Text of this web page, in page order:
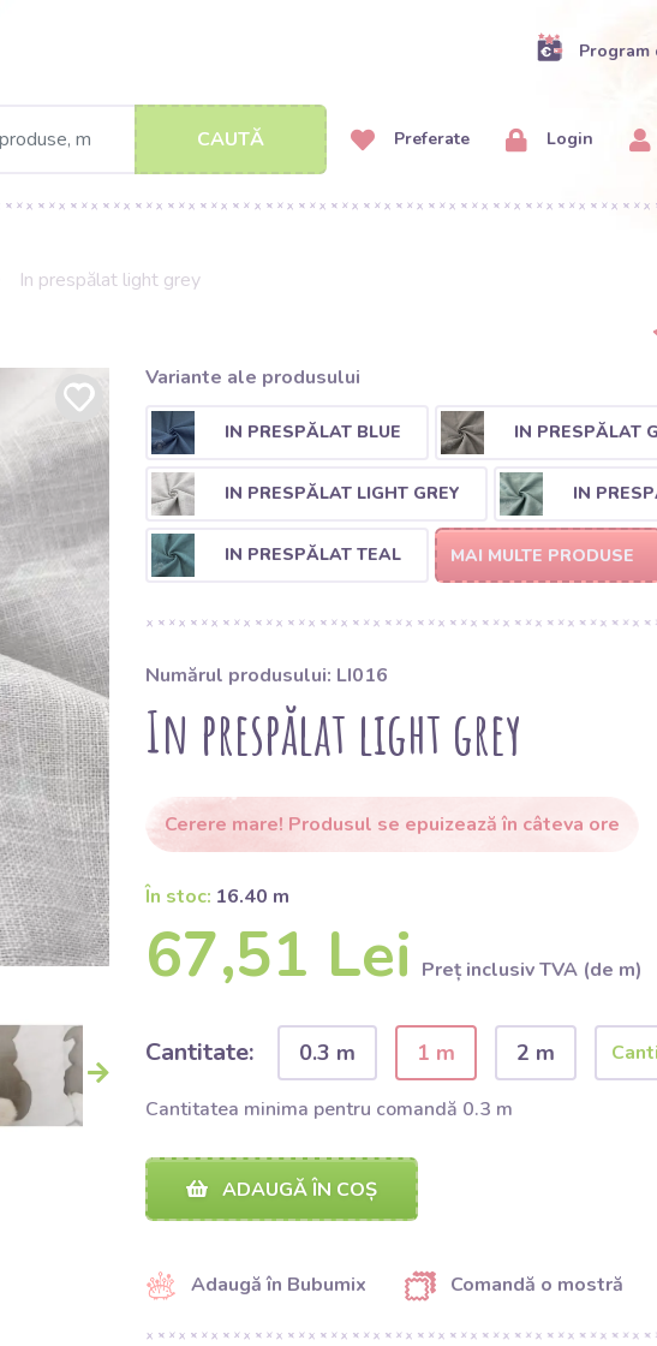
Program
CAUTĂ Preferate Login
In prespălat light grey
Variante ale produsului
IN PRESPĂLAT BLUE IN PRESPĂLAT
IN PRESPĂLAT LIGHT GREY IN
IN PRESPĂLAT TEAL MAI MULTE PRODUSE
Numărul produsului: LI016
In prespălat light grey
Cerere mare! Produsul se epuizează în câteva ore
În stoc: 16.40 m
67,51 Lei Preț inclusiv TVA (de m)
Cantitate: 0.3 m 1 m 2 m
Cantitatea minima pentru comandă 0.3 m
ADAUGĂ ÎN COȘ
Adaugă în Bubumix Comandă o mostră